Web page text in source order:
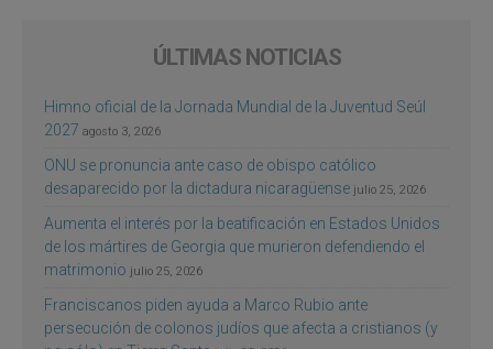
ÚLTIMAS NOTICIAS
Himno oficial de la Jornada Mundial de la Juventud Seúl
2027 agosto 3, 2026
ONU se pronuncia ante caso de obispo católico
desaparecido por la dictadura nicaragüense julio 25, 2026
Aumenta el interés por la beatificación en Estados Unidos
de los mártires de Georgia que murieron defendiendo el
matrimonio julio 25, 2026
Franciscanos piden ayuda a Marco Rubio ante
persecución de colonos judíos que afecta a cristianos (y